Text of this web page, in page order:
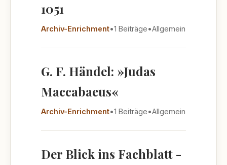
1051
Archiv-Enrichment•1 Beiträge•Allgemein
G. F. Händel: »Judas
Maccabaeus«
Archiv-Enrichment•1 Beiträge•Allgemein
Der Blick ins Fachblatt -